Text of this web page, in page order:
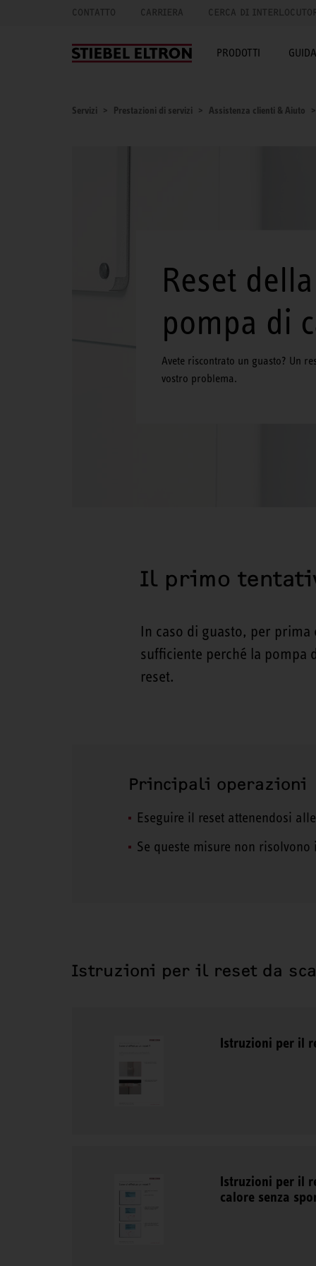
CONTATTO CARRIERA CERCA DI
PRODOTTI GUIDA
Servizi Prestazioni di servizi Assistenza clienti & Aiuto
Reset
pompa di
Avete riscontrato un guasto? Un
vostro problema.
Il primo
In caso di guasto, per prima
sufficiente perché la pompa
reset.
Principali operazioni
Eseguire il reset attenendosi
Se queste misure non
Istruzioni per il reset da
Istruzioni per il
Istruzioni per il
calore senza